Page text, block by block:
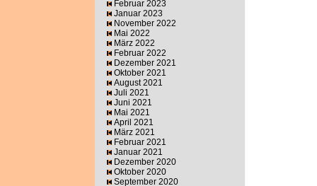
Februar 2023
Januar 2023
November 2022
Mai 2022
März 2022
Februar 2022
Dezember 2021
Oktober 2021
August 2021
Juli 2021
Juni 2021
Mai 2021
April 2021
März 2021
Februar 2021
Januar 2021
Dezember 2020
Oktober 2020
September 2020